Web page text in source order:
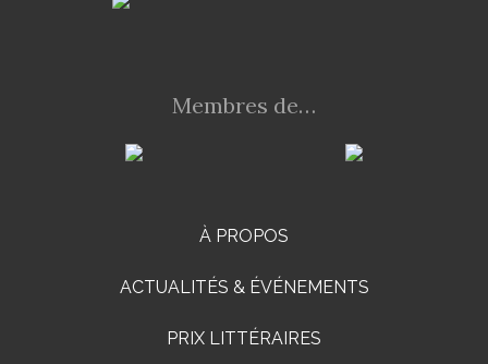
Membres de…
À PROPOS
ACTUALITÉS & ÉVÉNEMENTS
PRIX LITTÉRAIRES